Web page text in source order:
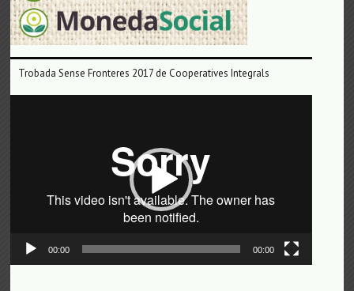
Trobada Sense Fronteres 2017 de Cooperatives Integrals
00:00 00:00